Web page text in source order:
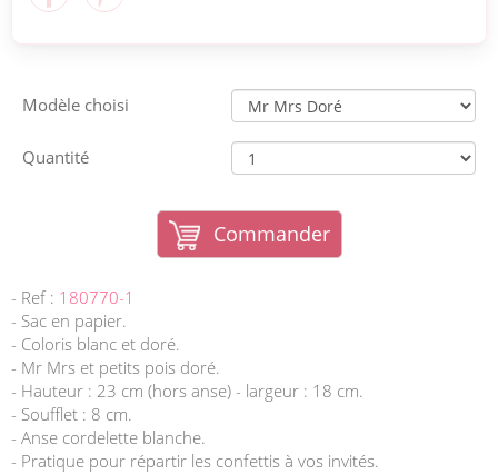
Modèle choisi
Quantité
Commander
- Ref : 180770-1
- Sac en papier.
- Coloris blanc et doré.
- Mr Mrs et petits pois doré.
- Hauteur : 23 cm (hors anse) - largeur : 18 cm.
- Soufflet : 8 cm.
- Anse cordelette blanche.
- Pratique pour répartir les confettis à vos invités.